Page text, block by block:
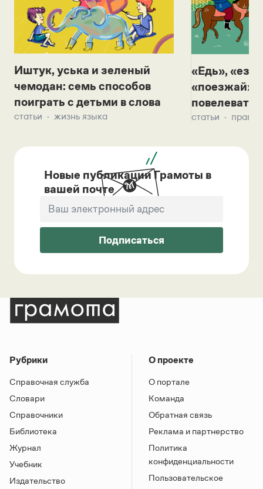
Иштук, уська и зеленый
чемодан: семь способов
поиграть с детьми в слова
статьи жизнь языка
«Едь»,
«поезжай»?
повелевать
статьи
Новые публикации Грамоты в
вашей почте
Подписаться
Рубрики
Справочная служба
Словари
Справочники
Библиотека
Журнал
Учебник
Издательство
О проекте
О портале
Команда
Обратная связь
Реклама и партнерство
Политика
конфиденциальности
Пользовательское